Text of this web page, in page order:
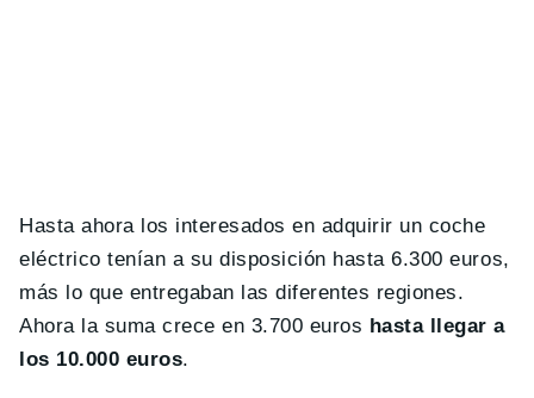
Hasta ahora los interesados en adquirir un coche
eléctrico tenían a su disposición hasta 6.300 euros,
más lo que entregaban las diferentes regiones.
Ahora la suma crece en 3.700 euros hasta llegar a
los 10.000 euros.